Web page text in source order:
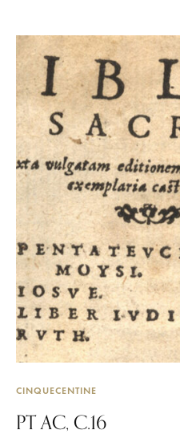
CINQUECENTINE
PT AC, C.16